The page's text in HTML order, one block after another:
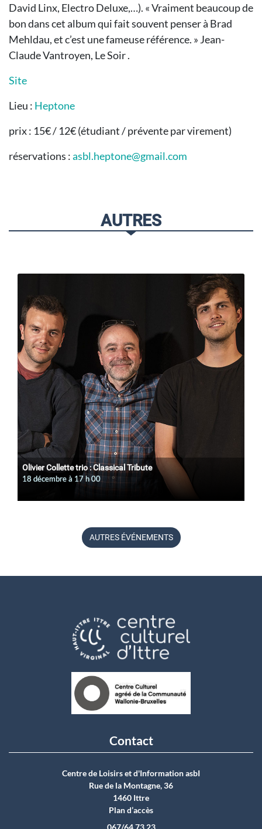
David Linx, Electro Deluxe,…). « Vraiment beaucoup de
bon dans cet album qui fait souvent penser à Brad
Mehldau, et c’est une fameuse référence. » Jean-
Claude Vantroyen, Le Soir .
Site
Lieu : Heptone
prix : 15€ / 12€ (étudiant / prévente par virement)
réservations :asbl.heptone@gmail.com
AUTRES
Olivier Collette trio : Classical Tribute
18 décembre à 17 h 00
AUTRES ÉVÉNEMENTS
Contact
Centre de Loisirs et d'Information asbI
Rue de la Montagne, 36
1460 Ittre
Plan d’accès